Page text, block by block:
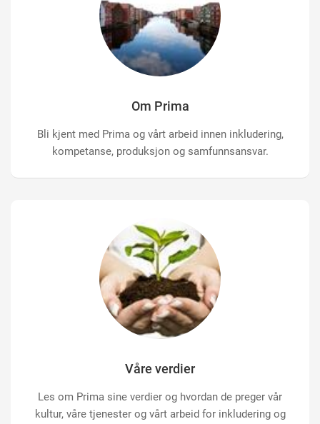
Om Prima
Bli kjent med Prima og vårt arbeid innen inkludering,
kompetanse, produksjon og samfunnsansvar.
Våre verdier
Les om Prima sine verdier og hvordan de preger vår
kultur, våre tjenester og vårt arbeid for inkludering og